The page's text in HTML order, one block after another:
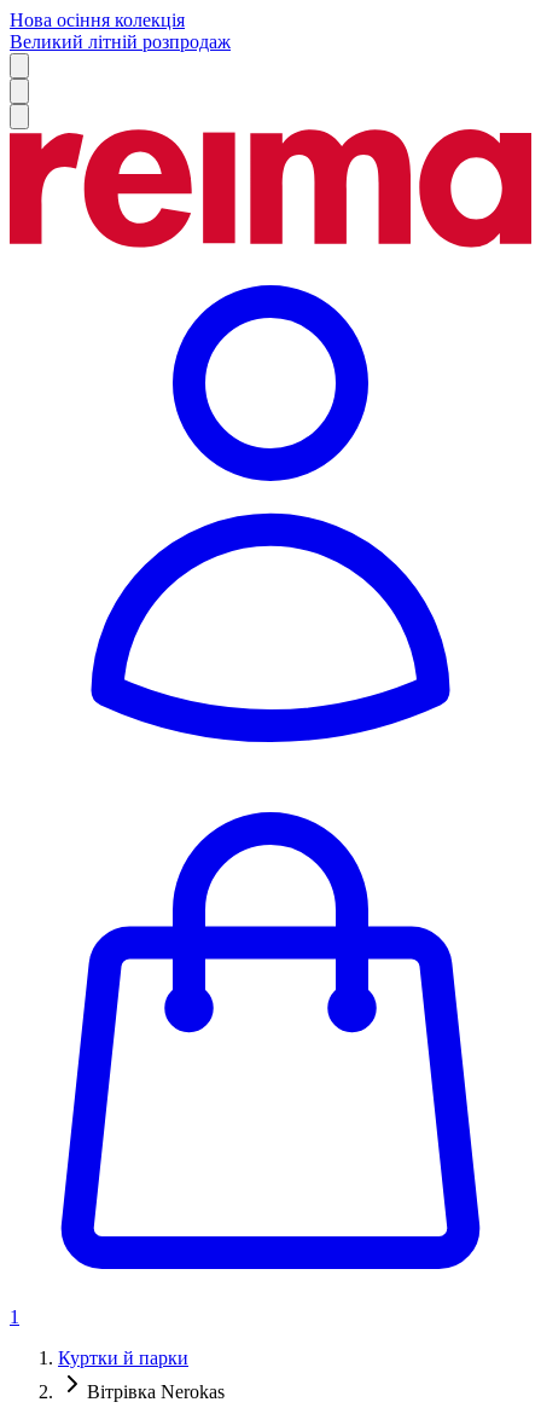
Нова осіння колекція
Великий літній розпродаж
1
Куртки й парки
Вітрівка Nerokas